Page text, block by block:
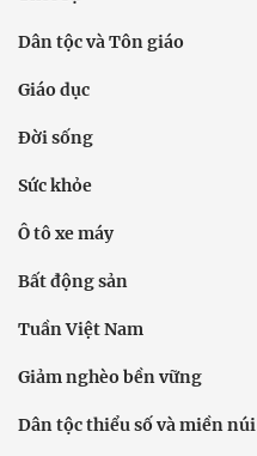
Dân tộc và Tôn giáo
Giáo dục
Đời sống
Sức khỏe
Ô tô xe máy
Bất động sản
Tuần Việt Nam
Giảm nghèo bền vững
Dân tộc thiểu số và miền núi